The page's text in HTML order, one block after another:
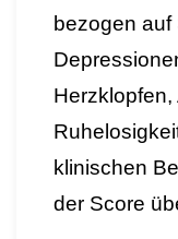
bezogen auf
klinischen
der Score